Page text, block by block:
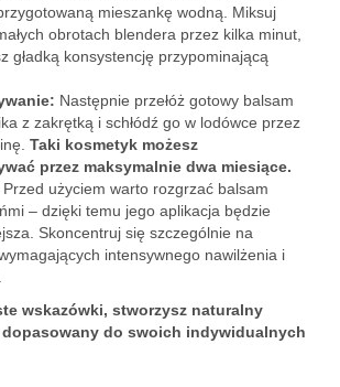
mieszankę wodną. Miksuj
obrotach blendera przez kilka minut,
gładką konsystencję przypominającą
Następnie przełóż gotowy balsam
z zakrętką i schłódź go w lodówce przez
Taki kosmetyk możesz
przez maksymalnie dwa miesiące.
Przed użyciem warto rozgrzać balsam
– dzięki temu jego aplikacja będzie
Skoncentruj się szczególnie na
intensywnego nawilżenia i
wskazówki, stworzysz naturalny
do swoich indywidualnych